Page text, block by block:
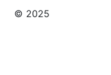
© 2025